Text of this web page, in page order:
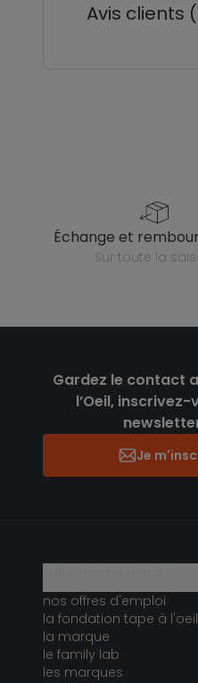
Avis clients
échange et
sur toute la
Gardez le contact
l’Oeil, inscrivez-
Je
nos offres d'emploi
la fondation tape à l'oeil
la marque
le family lab
les marques